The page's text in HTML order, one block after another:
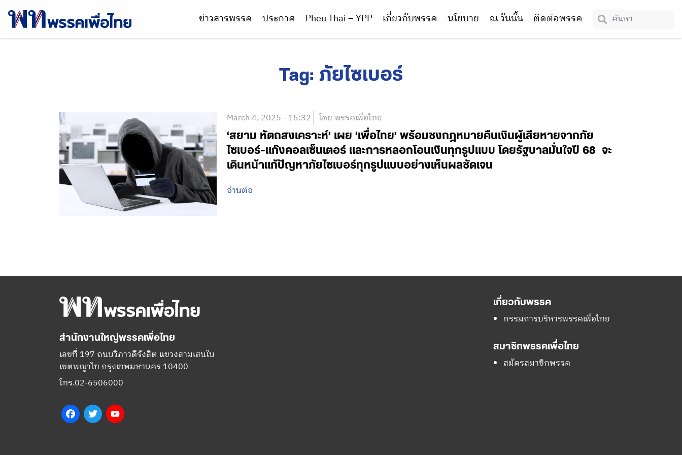
ข่าวสารพรรค ประกาศ Pheu Thai – YPP เกี่ยวกับพรรค นโยบาย ณ วันนั้น ติดต่อพรรค
Tag: ภัยไซเบอร์
March 4, 2025 - 15:32 โดย พรรคเพื่อไทย
‘สยาม หัตถสงเคราะห์’ เผย ‘เพื่อไทย’ พร้อมชงกฎหมายคืนเงินผู้เสียหายจากภัย
ไซเบอร์-แก๊งคอลเซ็นเตอร์ และการหลอกโอนเงินทุกรูปแบบ โดยรัฐบาลมั่นใจปี 68 จะ
เดินหน้าแก้ปัญหาภัยไซเบอร์ทุกรูปแบบอย่างเห็นผลชัดเจน
อ่านต่อ
สำนักงานใหญ่พรรคเพื่อไทย
เลขที่ 197 ถนนวิภาวดีรังสิต แขวงสามเสนใน
เขตพญาไท กรุงเทพมหานคร 10400
โทร.02-6506000
FacebookTwitter
เกี่ยวกับพรรค
กรรมการบริหารพรรคเพื่อไทย
สมาชิกพรรคเพื่อไทย
สมัครสมาชิกพรรค